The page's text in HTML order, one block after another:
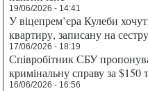
19/06/2026 - 14:41
У віцепрем’єра Кулеби
квартиру, записану на сестру
17/06/2026 - 18:19
Співробітник СБУ
кримінальну справу за $150
16/06/2026 - 16:56